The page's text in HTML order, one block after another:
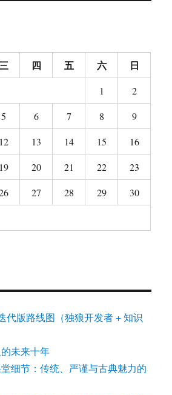
四 五 六 日
1
2
5 6 7 8
9
12 13 14 15
16
19 20 21 22
23
27 28 29
30
代版路线图（独狼开发者 + 知识
未来十年
细节：传统、严谨与古典魅力的